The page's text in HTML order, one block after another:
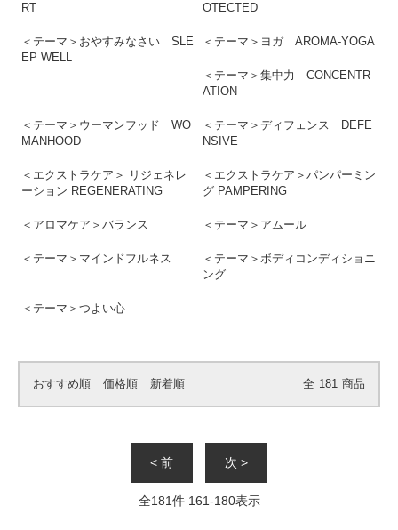
RT
OTECTED
＜テーマ＞おやすみなさい SLE
EP WELL
＜テーマ＞ヨガ AROMA-YOGA
＜テーマ＞集中力 CONCENTR
ATION
＜テーマ＞ウーマンフッド WO
MANHOOD
＜テーマ＞ディフェンス DEFE
NSIVE
＜エクストラケア＞ リジェネレ
ーション REGENERATING
＜エクストラケア＞パンパーミン
グ PAMPERING
＜アロマケア＞バランス ＜テーマ＞アムール
＜テーマ＞マインドフルネス
＜テーマ＞ボディコンディショニ
ング
＜テーマ＞つよい心
おすすめ順 価格順 新着順 全 181 商品
< 前 次 >
全181件 161-180表示